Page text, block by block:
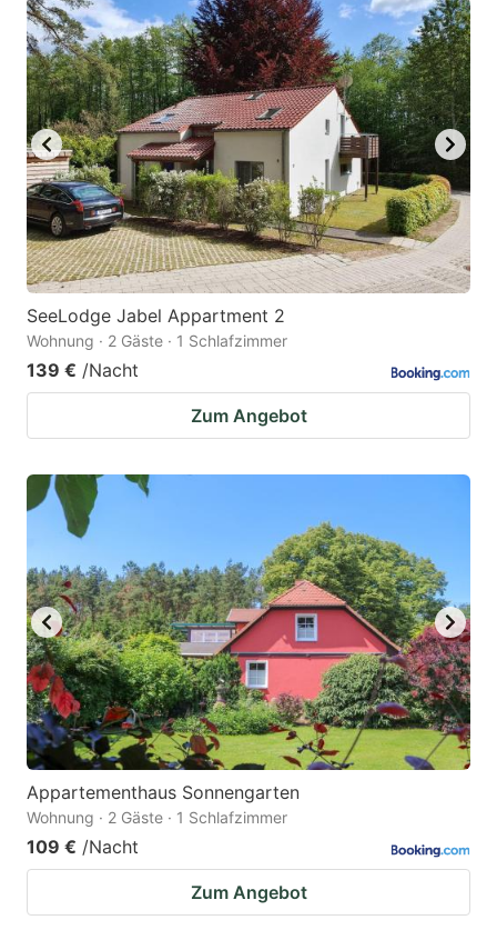
SeeLodge Jabel Appartment 2
Wohnung · 2 Gäste · 1 Schlafzimmer
139 € /Nacht
Zum Angebot
Appartementhaus Sonnengarten
Wohnung · 2 Gäste · 1 Schlafzimmer
109 € /Nacht
Zum Angebot